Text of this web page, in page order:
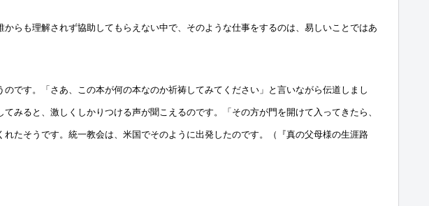
らも理解されず協助してもらえない中で、そのような仕事をするのは、易しいことではあ
です。「さあ、この本が何の本なのか祈祷してみてください」と言いながら伝道しまし
みると、激しくしかりつける声が聞こえるのです。「その方が門を開けて入ってきたら、
たそうです。統一教会は、米国でそのように出発したのです。（『真の父母様の生涯路